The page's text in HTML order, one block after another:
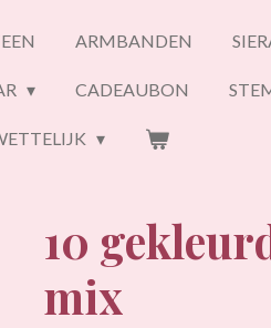
ARMBANDEN
CADEAUBON
10
mix